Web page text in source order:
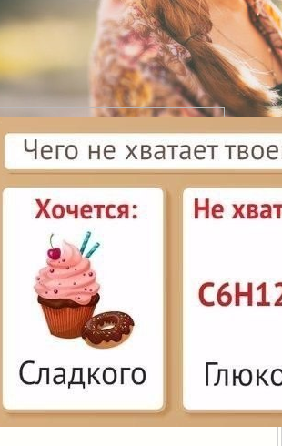
Личные границы